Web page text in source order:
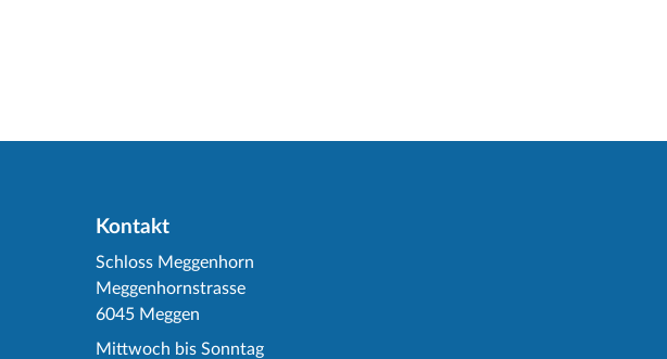
Kontakt
Schloss Meggenhorn
Meggenhornstrasse
6045 Meggen
Mittwoch bis Sonntag